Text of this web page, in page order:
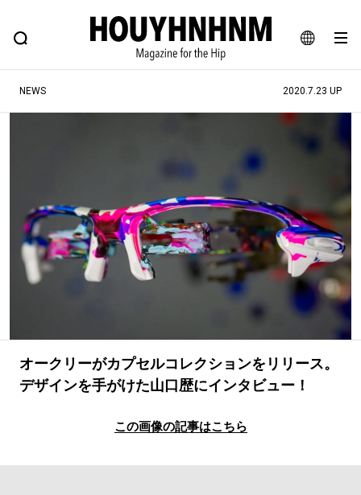
JA
EN
FEATURE BLOG SNAP
ヒップなファッション、カルチャー、ライフスタイルWEBマガジン
#憧れの逸品
#ESSENTIAL DESIGNS #古着サミット
#NEW VINTAGE #マイナーグッド図鑑
#路地裏てぃーん。 #MONTHLY JOURNAL
#GH 銘品の所以 #フイナムのYouTube
#LIFESTYLE #SNEAKER #OUTDOOR
#SPORTS #HANDSOME HANDBOOK
NEWS 2020.7.23 UP
オークリーがカプセルコレクションをリリース。
デザインを手がけた山口歴にインタビュー！
この画像の記事はこちら